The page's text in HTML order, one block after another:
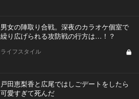
男女の陣取り合戦。深夜のカラオケ個室で
繰り広げられる攻防戦の行方は…！？
ライフスタイル
戸田恵梨香と広尾ではしごデートをしたら
可愛すぎて死んだ